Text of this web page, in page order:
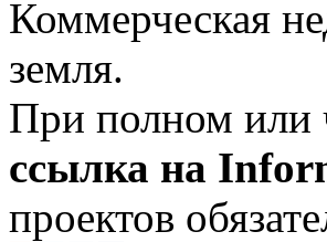
Коммерческая
земля.
При полном или
ссылка на
проектов